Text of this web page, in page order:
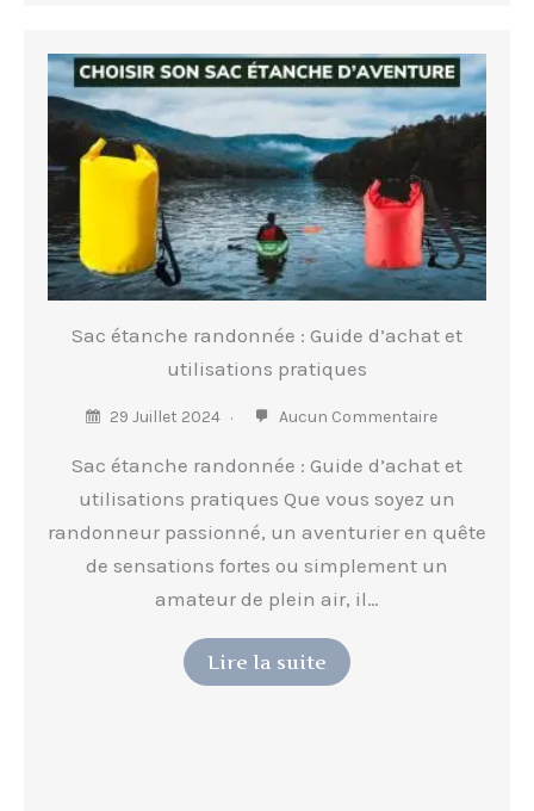
Sac étanche randonnée : Guide d’achat et
utilisations pratiques
29 Juillet 2024 Aucun Commentaire
Sac étanche randonnée : Guide d’achat et
utilisations pratiques Que vous soyez un
randonneur passionné, un aventurier en quête
de sensations fortes ou simplement un
amateur de plein air, il…
Lire la suite